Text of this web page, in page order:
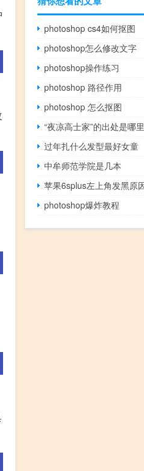
photoshop cs4如何抠图
photoshop怎么修改文字
photoshop操作练习
photoshop 路径作用
photoshop 怎么抠图
“夜凉高士家”的出处是哪里
过年扎什么发型最好女童
中牟师范学院是几本
photoshop爆炸教程